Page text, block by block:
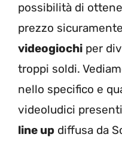
possibilità di
prezzo
videogiochi per
troppi soldi.
nello specifico e
videoludici
line up diffusa da